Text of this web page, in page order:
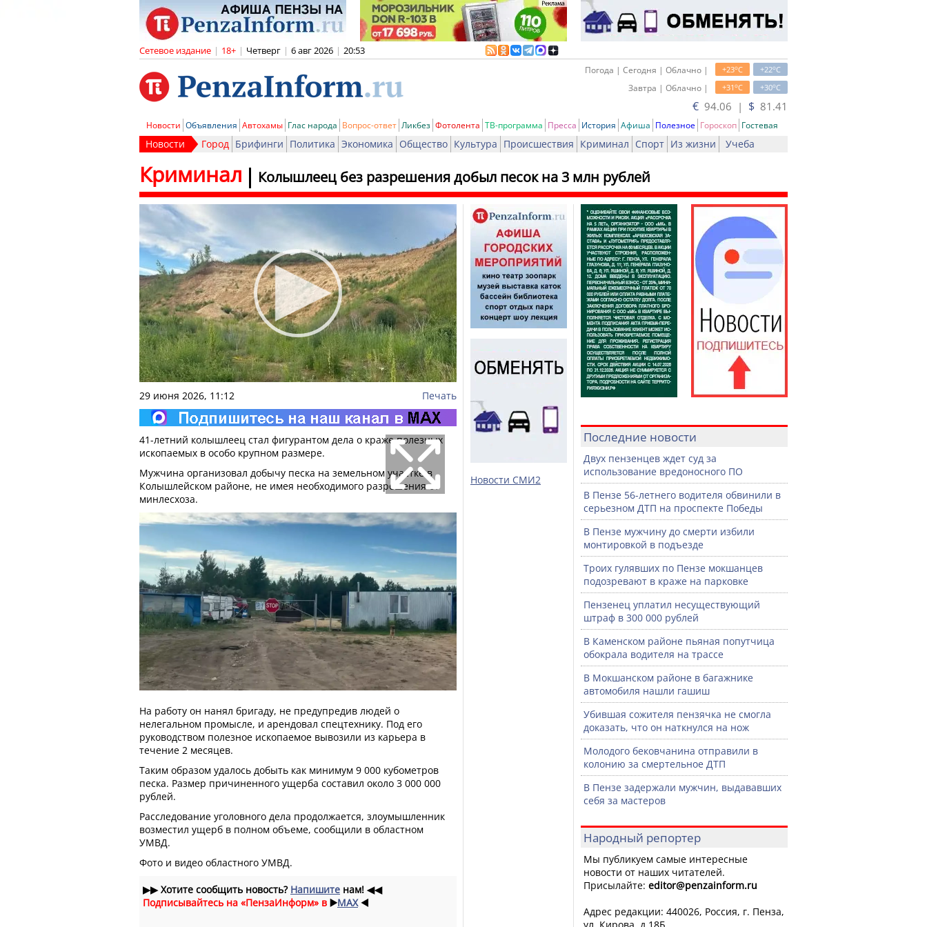
Сетевое издание | 18+ | Четверг | 6 авг 2026 | 20:53
+22oC
+23oC
Погода | Сегодня | Облачно |
+30oC
+31oC
Завтра | Облачно |
€ 94.06 | $ 81.41
Новости Объявления Автохамы Глас народа Вопрос-ответ Ликбез Фотолента ТВ-программа Пресса История Афиша Полезное Гороскоп Гостевая
Новости Город Брифинги Политика Экономика Общество Культура Происшествия Криминал Спорт Из жизни Учеба
Колышлеец без разрешения добыл песок на 3 млн рублей
Криминал
29 июня 2026, 11:12 Печать
41-летний колышлеец стал фигурантом дела о краже полезных
ископаемых в особо крупном размере.
Мужчина организовал добычу песка на земельном участке в
Колышлейском районе, не имея необходимого разрешения от
минлесхоза.
На работу он нанял бригаду, не предупредив людей о
нелегальном промысле, и арендовал спецтехнику. Под его
руководством полезное ископаемое вывозили из карьера в
течение 2 месяцев.
Таким образом удалось добыть как минимум 9 000 кубометров
песка. Размер причиненного ущерба составил около 3 000 000
рублей.
Расследование уголовного дела продолжается, злоумышленник
возместил ущерб в полном объеме, сообщили в областном
УМВД.
Фото и видео областного УМВД.
▶▶Хотите сообщить новость? Напишите нам! ◀◀
Подписывайтесь на «ПензаИнформ» в ▶️MAX ◀️
Новости СМИ2
Последние новости
Двух пензенцев ждет суд за
использование вредоносного ПО
В Пензе 56-летнего водителя обвинили в
серьезном ДТП на проспекте Победы
В Пензе мужчину до смерти избили
монтировкой в подъезде
Троих гулявших по Пензе мокшанцев
подозревают в краже на парковке
Пензенец уплатил несуществующий
штраф в 300 000 рублей
В Каменском районе пьяная попутчица
обокрала водителя на трассе
В Мокшанском районе в багажнике
автомобиля нашли гашиш
Убившая сожителя пензячка не смогла
доказать, что он наткнулся на нож
Молодого бековчанина отправили в
колонию за смертельное ДТП
В Пензе задержали мужчин, выдававших
себя за мастеров
Народный репортер
Мы публикуем самые интересные
новости от наших читателей.
Присылайте: editor@penzainform.ru
Адрес редакции: 440026, Россия, г. Пенза,